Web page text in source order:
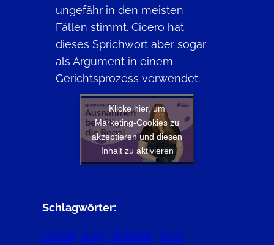
ungefähr in den meisten
Fällen stimmt. Cicero hat
dieses Sprichwort aber sogar
als Argument in einem
Gerichtsprozess verwendet.
Klicke hier, um
Marketing-Cookies zu
akzeptieren und diesen
Inhalt zu aktivieren
Schlagwörter:
Cicero Jura Rhetorik Rom